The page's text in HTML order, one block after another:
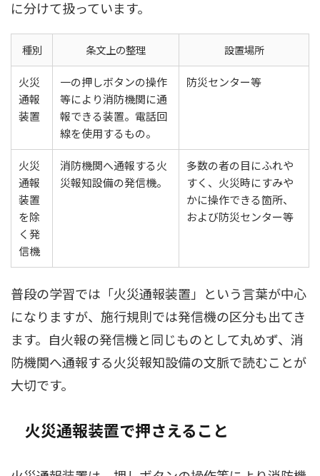
に分けて扱っています。
種別 条文上の整理 設置場所
火災
通報
装置
一の押しボタンの操作
等により消防機関に通
報できる装置。電話回
線を使用するもの。
防災センター等
火災
通報
装置
を除
く発
信機
消防機関へ通報する火
災報知設備の発信機。
多数の者の目にふれや
すく、火災時にすみや
かに操作できる箇所、
および防災センター等
普段の学習では「火災通報装置」という言葉が中心
になりますが、施行規則では発信機の区分も出てき
ます。自火報の発信機と同じものとして丸めず、消
防機関へ通報する火災報知設備の文脈で読むことが
大切です。
火災通報装置で押さえること